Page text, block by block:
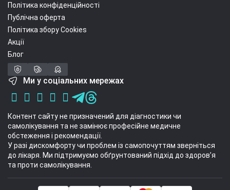
Політика конфіденційності
Публічна оферта
Політика збору Cookies
Акції
Блог
Ми у соціальних мережах
Контент сайту не призначений для діагностики чи
самолікування та не замінює професійне медичне
обстеження і рекомендації.
У разі дискомфорту чи проблем із самопочуттям зверніться
до лікаря. Ми підтримуємо обґрунтований підхід до здоров’я
та проти самолікування.